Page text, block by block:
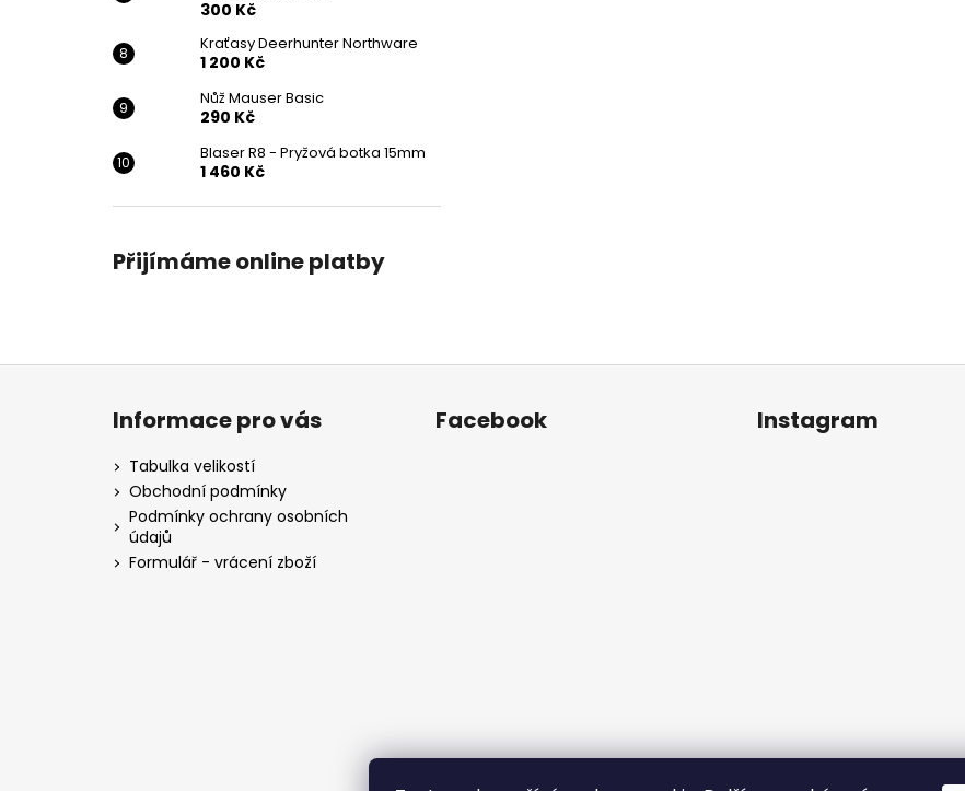
300 Kč
Kraťasy Deerhunter Northware
1 200 Kč
Nůž Mauser Basic
290 Kč
Blaser R8 - Pryžová botka 15mm
1 460 Kč
Přijímáme online platby
Z
Informace pro vás
Tabulka velikostí
Obchodní podmínky
Podmínky ochrany osobních
údajů
Formulář - vrácení zboží
Facebook Instagram